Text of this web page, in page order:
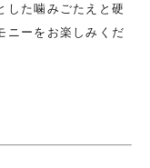
した噛みごたえと硬
ニーをお楽しみくだ